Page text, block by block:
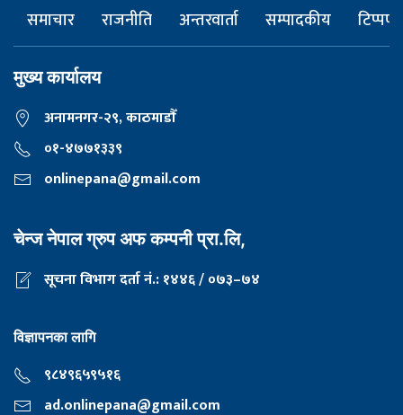
समाचार राजनीति अन्तरवार्ता सम्पादकीय टिप्पणी
मुख्य कार्यालय
अनामनगर-२९, काठमाडाैँ
०१-४७७१३३९
onlinepana@gmail.com
चेन्ज नेपाल ग्रुप अफ कम्पनी प्रा.लि,
सूचना विभाग दर्ता नं.: १४४६ / ०७३–७४
विज्ञापनका लागि
९८४९६५९५१६
ad.onlinepana@gmail.com